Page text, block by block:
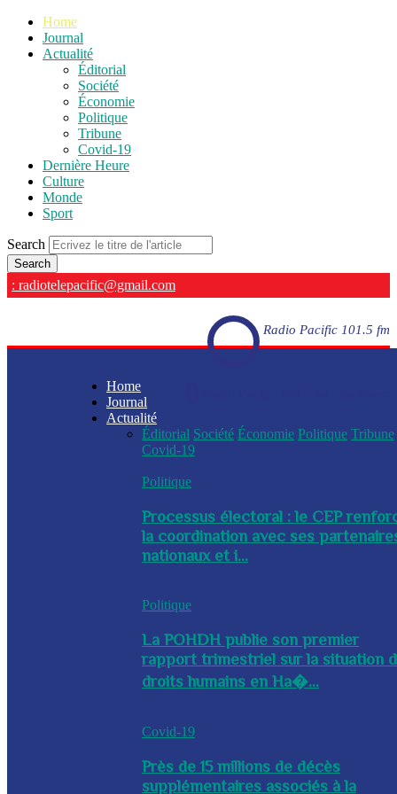
Home
Journal
Actualité
Éditorial
Société
Économie
Politique
Tribune
Covid-19
Dernière Heure
Culture
Monde
Sport
Search
: radiotelepacific@gmail.com
Radio Pacific 101.5 fm
Home
Journal
Actualité
Éditorial Société Économie Politique Tribune
Covid-19
Politique
Processus électoral : le CEP
la coordination avec ses
nationaux et i...
Politique
La POHDH publie son premier
rapport trimestriel sur la situation
droits humains en Ha�...
Covid-19
Près de 15 millions de décès
supplémentaires associés à la